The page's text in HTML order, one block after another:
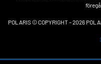
POLARIS © COPYRIGHT – 2026